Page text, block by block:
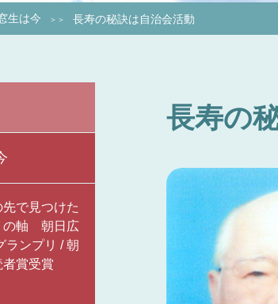
生は今 長寿の秘訣は自治会活動
長寿の
先で見つけた
の軸 朝日広
ランプリ / 朝
者賞受賞